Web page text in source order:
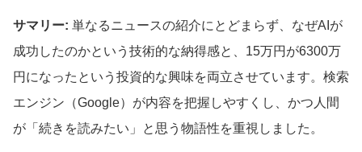
サマリー: 単なるニュースの紹介にとどまらず、なぜAIが
成功したのかという技術的な納得感と、15万円が6300万
円になったという投資的な興味を両立させています。検索
エンジン（Google）が内容を把握しやすくし、かつ人間
が「続きを読みたい」と思う物語性を重視しました。